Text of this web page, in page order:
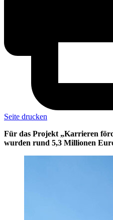
Seite drucken
Für das Projekt „Karrieren
wurden rund 5,3 Millionen